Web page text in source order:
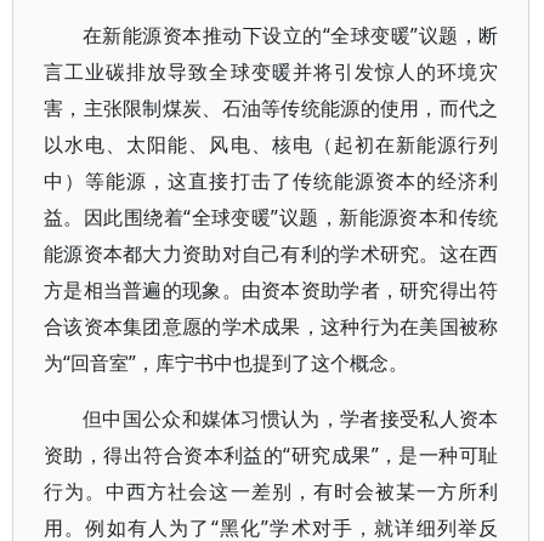
在新能源资本推动下设立的“全球变暖”议题，断
言工业碳排放导致全球变暖并将引发惊人的环境灾
害，主张限制煤炭、石油等传统能源的使用，而代之
以水电、太阳能、风电、核电（起初在新能源行列
中）等能源，这直接打击了传统能源资本的经济利
益。因此围绕着“全球变暖”议题，新能源资本和传统
能源资本都大力资助对自己有利的学术研究。这在西
方是相当普遍的现象。由资本资助学者，研究得出符
合该资本集团意愿的学术成果，这种行为在美国被称
为“回音室”，库宁书中也提到了这个概念。
但中国公众和媒体习惯认为，学者接受私人资本
资助，得出符合资本利益的“研究成果”，是一种可耻
行为。中西方社会这一差别，有时会被某一方所利
用。例如有人为了“黑化”学术对手，就详细列举反